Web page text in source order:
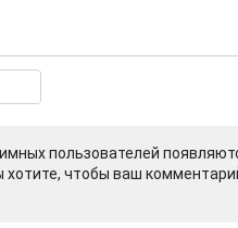
пользователей
чтобы ваш